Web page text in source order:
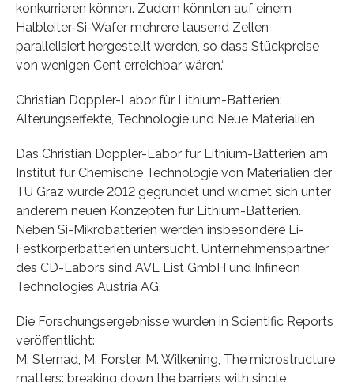
konkurrieren können. Zudem könnten auf einem
Halbleiter-Si-Wafer mehrere tausend Zellen
parallelisiert hergestellt werden, so dass Stückpreise
von wenigen Cent erreichbar wären.“
Christian Doppler-Labor für Lithium-Batterien:
Alterungseffekte, Technologie und Neue Materialien
Das Christian Doppler-Labor für Lithium-Batterien am
Institut für Chemische Technologie von Materialien der
TU Graz wurde 2012 gegründet und widmet sich unter
anderem neuen Konzepten für Lithium-Batterien.
Neben Si-Mikrobatterien werden insbesondere Li-
Festkörperbatterien untersucht. Unternehmenspartner
des CD-Labors sind AVL List GmbH und Infineon
Technologies Austria AG.
Die Forschungsergebnisse wurden in Scientific Reports
veröffentlicht:
M. Sternad, M. Forster, M. Wilkening, The microstructure
matters: breaking down the barriers with single